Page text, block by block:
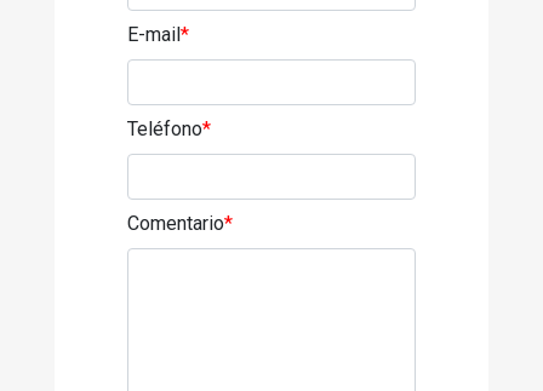
E-mail*
Teléfono*
Comentario*